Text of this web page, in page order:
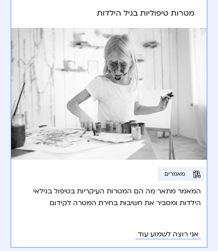
מטרות טיפוליות בגיל הילדות
מאמרים
המאמר מתאר מה הם המטרות העיקריות בטיפול בגילאי
הילדות ומסביר את חשיבות בחירת המטרה לקידום
אני רוצה לשמוע עוד